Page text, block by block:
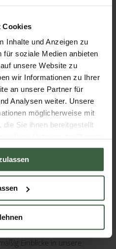
Cookies
Inhalte und Anzeigen zu
für soziale Medien anbieten
unsere Website zu
wir Informationen zu Ihrer
an unsere Partner für
Analysen weiter. Unsere
möglicherweise mit
Sie ihnen bereitgestellt
für Green Meeting und
ein, mit uns Ihre Grüne
in der Kothmühle
Einblicke in unsere